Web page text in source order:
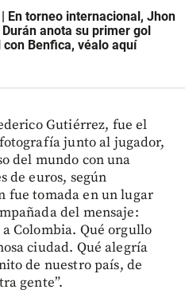
En torneo internacional, Jhon
anota su primer gol
Benfica, véalo aquí
Gutiérrez, fue el
junto al jugador,
del mundo con una
de euros, según
fue tomada en un lugar
del mensaje:
Colombia. Qué orgullo
ciudad. Qué alegría
de nuestro país, de
gente”.